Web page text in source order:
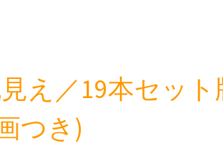
え／19本セッ
つき)